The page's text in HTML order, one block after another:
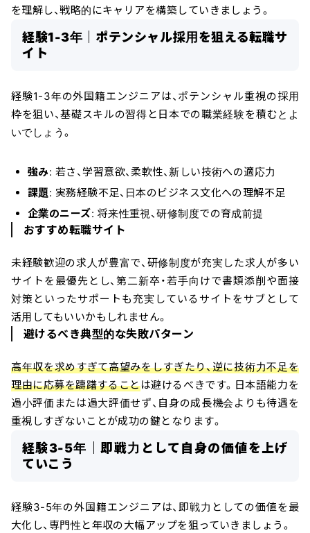
を理解し、戦略的にキャリアを構築していきましょう。
経験1-3年｜ポテンシャル採用を狙える転職サ
イト
経験1-3年の外国籍エンジニアは、ポテンシャル重視の採用
枠を狙い、基礎スキルの習得と日本での職業経験を積むとよ
いでしょう。
強み: 若さ、学習意欲、柔軟性、新しい技術への適応力
課題: 実務経験不足、日本のビジネス文化への理解不足
企業のニーズ: 将来性重視、研修制度での育成前提
おすすめ転職サイト
未経験歓迎の求人が豊富で、研修制度が充実した求人が多い
サイトを最優先とし、第二新卒・若手向けで書類添削や面接
対策といったサポートも充実しているサイトをサブとして
活用してもいいかもしれません。
避けるべき典型的な失敗パターン
高年収を求めすぎて高望みをしすぎたり、逆に技術力不足を
理由に応募を躊躇することは避けるべきです。日本語能力を
過小評価または過大評価せず、自身の成長機会よりも待遇を
重視しすぎないことが成功の鍵となります。
経験3-5年｜即戦力として自身の価値を上げ
ていこう
経験3-5年の外国籍エンジニアは、即戦力としての価値を最
大化し、専門性と年収の大幅アップを狙っていきましょう。